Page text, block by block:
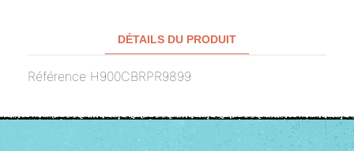
DÉTAILS DU PRODUIT
Référence H900CBRPR9899